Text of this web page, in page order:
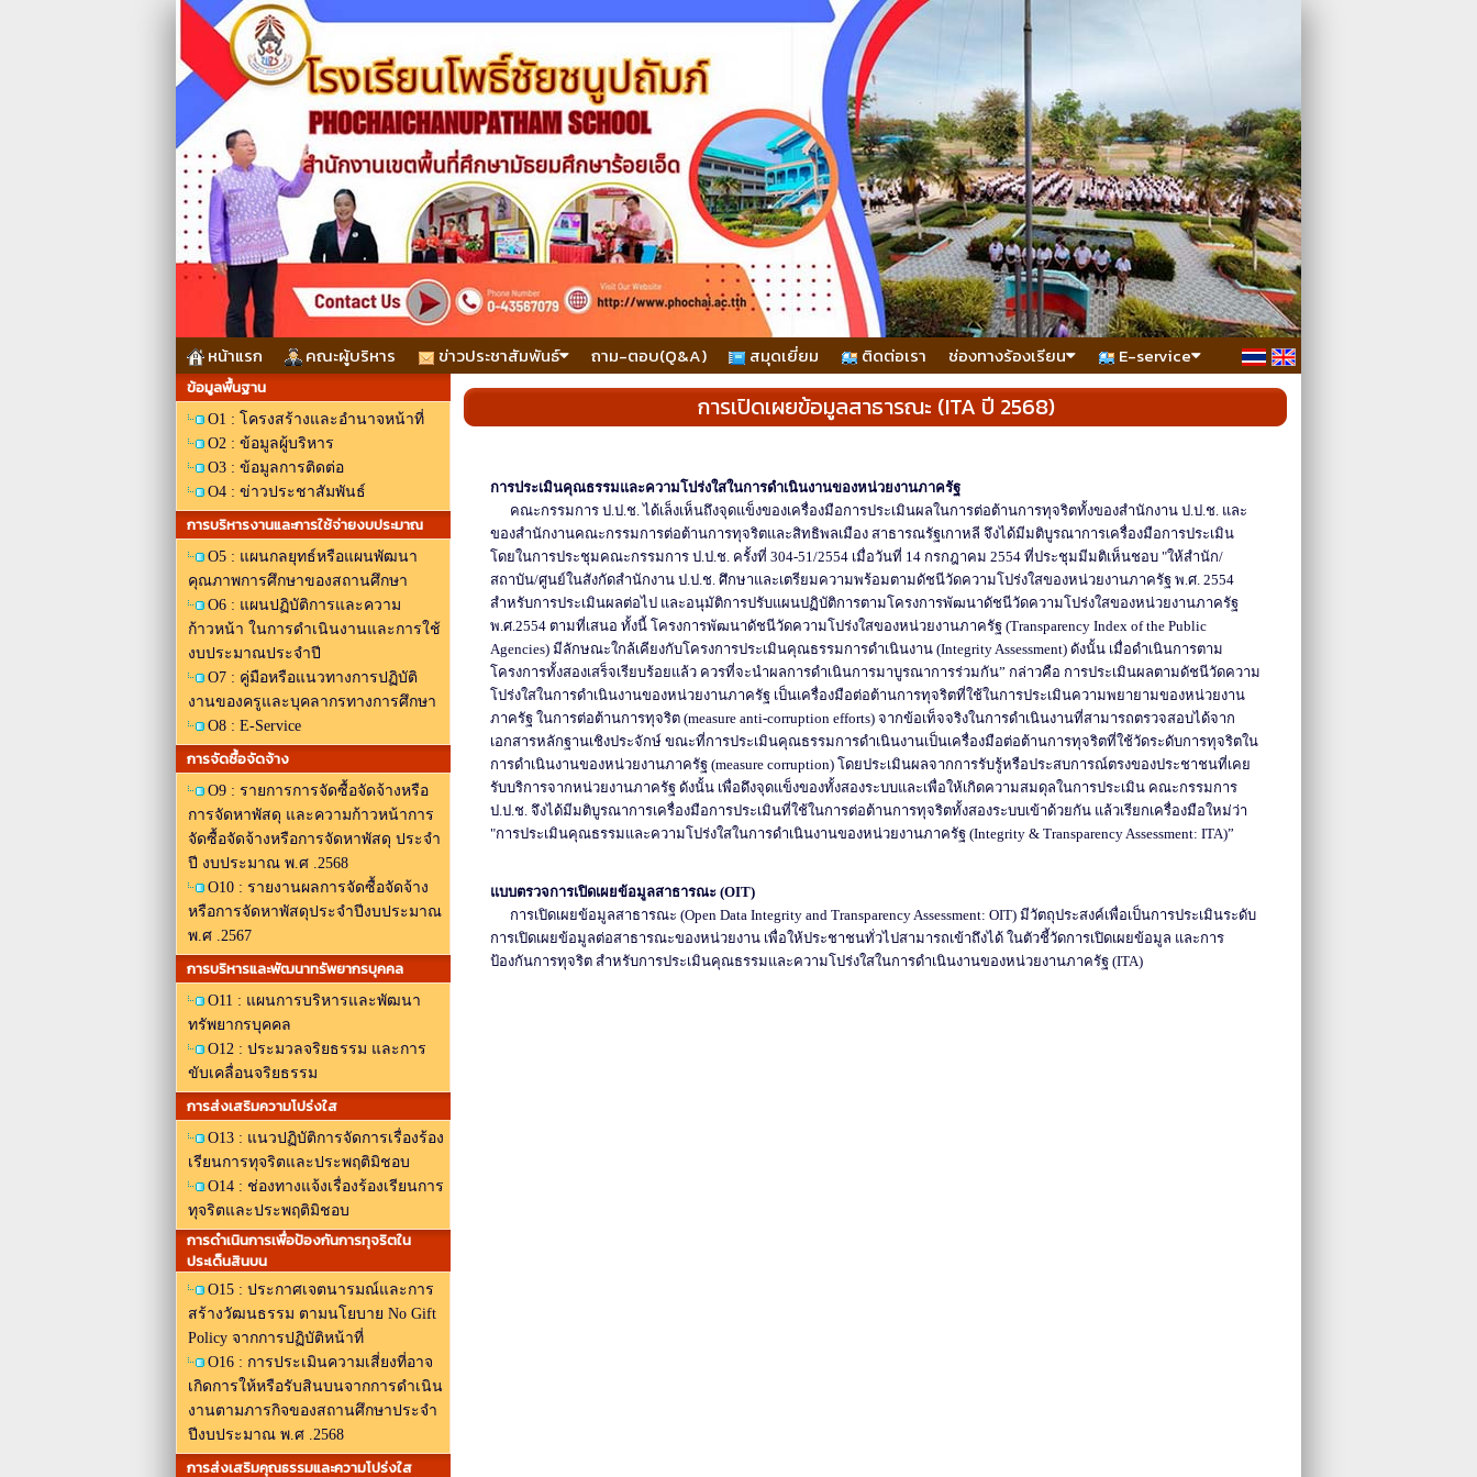
หน้าแรก คณะผู้บริหาร ข่าวประชาสัมพันธ์ ถาม-ตอบ(Q&A) สมุดเยี่ยม ติดต่อเรา ช่องทางร้องเรียน E-service
ข้อมูลพื้นฐาน
O1 : โครงสร้างและอำนาจหน้าที่
O2 : ข้อมูลผู้บริหาร
O3 : ข้อมูลการติดต่อ
O4 : ข่าวประชาสัมพันธ์
การบริหารงานและการใช้จ่ายงบประมาณ
O5 : แผนกลยุทธ์หรือแผนพัฒนา
คุณภาพการศึกษาของสถานศึกษา
O6 : แผนปฏิบัติการและความ
ก้าวหน้า ในการดำเนินงานและการใช้
งบประมาณประจำปี
O7 : คู่มือหรือแนวทางการปฏิบัติ
งานของครูและบุคลากรทางการศึกษา
O8 : E-Service
การจัดซื้อจัดจ้าง
O9 : รายการการจัดซื้อจัดจ้างหรือ
การจัดหาพัสดุ และความก้าวหน้าการ
จัดซื้อจัดจ้างหรือการจัดหาพัสดุ ประจำ
ปี งบประมาณ พ.ศ .2568
O10 : รายงานผลการจัดซื้อจัดจ้าง
หรือการจัดหาพัสดุประจำปีงบประมาณ
พ.ศ .2567
การบริหารและพัฒนาทรัพยากรบุคคล
O11 : แผนการบริหารและพัฒนา
ทรัพยากรบุคคล
O12 : ประมวลจริยธรรม และการ
ขับเคลื่อนจริยธรรม
การส่งเสริมความโปร่งใส
O13 : แนวปฏิบัติการจัดการเรื่องร้อง
เรียนการทุจริตและประพฤติมิชอบ
O14 : ช่องทางแจ้งเรื่องร้องเรียนการ
ทุจริตและประพฤติมิชอบ
การดําเนินการเพื่อป้องกันการทุจริตใน
ประเด็นสินบน
O15 : ประกาศเจตนารมณ์และการ
สร้างวัฒนธรรม ตามนโยบาย No Gift
Policy จากการปฏิบัติหน้าที่
O16 : การประเมินความเสี่ยงที่อาจ
เกิดการให้หรือรับสินบนจากการดำเนิน
งานตามภารกิจของสถานศึกษาประจำ
ปีงบประมาณ พ.ศ .2568
การส่งเสริมคุณธรรมและความโปร่งใส
การเปิดเผยข้อมูลสาธารณะ (ITA ปี 2568)
การประเมินคุณธรรมและความโปร่งใสในการดำเนินงานของหน่วยงานภาครัฐ
คณะกรรมการ ป.ป.ช. ได้เล็งเห็นถึงจุดแข็งของเครื่องมือการประเมินผลในการต่อต้านการทุจริตทั้งของสำนักงาน ป.ป.ช. และ
ของสำนักงานคณะกรรมการต่อต้านการทุจริตและสิทธิพลเมือง สาธารณรัฐเกาหลี จึงได้มีมติบูรณาการเครื่องมือการประเมิน
โดยในการประชุมคณะกรรมการ ป.ป.ช. ครั้งที่ 304-51/2554 เมื่อวันที่ 14 กรกฎาคม 2554 ที่ประชุมมีมติเห็นชอบ "ให้สำนัก/
สถาบัน/ศูนย์ในสังกัดสำนักงาน ป.ป.ช. ศึกษาและเตรียมความพร้อมตามดัชนีวัดความโปร่งใสของหน่วยงานภาครัฐ พ.ศ. 2554
สำหรับการประเมินผลต่อไป และอนุมัติการปรับแผนปฏิบัติการตามโครงการพัฒนาดัชนีวัดความโปร่งใสของหน่วยงานภาครัฐ
พ.ศ.2554 ตามที่เสนอ ทั้งนี้ โครงการพัฒนาดัชนีวัดความโปร่งใสของหน่วยงานภาครัฐ (Transparency Index of the Public
Agencies) มีลักษณะใกล้เคียงกับโครงการประเมินคุณธรรมการดำเนินงาน (Integrity Assessment) ดังนั้น เมื่อดำเนินการตาม
โครงการทั้งสองเสร็จเรียบร้อยแล้ว ควรที่จะนำผลการดำเนินการมาบูรณาการร่วมกัน” กล่าวคือ การประเมินผลตามดัชนีวัดความ
โปร่งใสในการดำเนินงานของหน่วยงานภาครัฐ เป็นเครื่องมือต่อต้านการทุจริตที่ใช้ในการประเมินความพยายามของหน่วยงาน
ภาครัฐ ในการต่อต้านการทุจริต (measure anti-corruption efforts) จากข้อเท็จจริงในการดำเนินงานที่สามารถตรวจสอบได้จาก
เอกสารหลักฐานเชิงประจักษ์ ขณะที่การประเมินคุณธรรมการดำเนินงานเป็นเครื่องมือต่อต้านการทุจริตที่ใช้วัดระดับการทุจริตใน
การดำเนินงานของหน่วยงานภาครัฐ (measure corruption) โดยประเมินผลจากการรับรู้หรือประสบการณ์ตรงของประชาชนที่เคย
รับบริการจากหน่วยงานภาครัฐ ดังนั้น เพื่อดึงจุดแข็งของทั้งสองระบบและเพื่อให้เกิดความสมดุลในการประเมิน คณะกรรมการ
ป.ป.ช. จึงได้มีมติบูรณาการเครื่องมือการประเมินที่ใช้ในการต่อต้านการทุจริตทั้งสองระบบเข้าด้วยกัน แล้วเรียกเครื่องมือใหม่ว่า
"การประเมินคุณธรรมและความโปร่งใสในการดำเนินงานของหน่วยงานภาครัฐ (Integrity & Transparency Assessment: ITA)”
แบบตรวจการเปิดเผยข้อมูลสาธารณะ (OIT)
การเปิดเผยข้อมูลสาธารณะ (Open Data Integrity and Transparency Assessment: OIT) มีวัตถุประสงค์เพื่อเป็นการประเมินระดับ
การเปิดเผยข้อมูลต่อสาธารณะของหน่วยงาน เพื่อให้ประชาชนทั่วไปสามารถเข้าถึงได้ ในตัวชี้วัดการเปิดเผยข้อมูล และการ
ป้องกันการทุจริต สำหรับการประเมินคุณธรรมและความโปร่งใสในการดำเนินงานของหน่วยงานภาครัฐ (ITA)